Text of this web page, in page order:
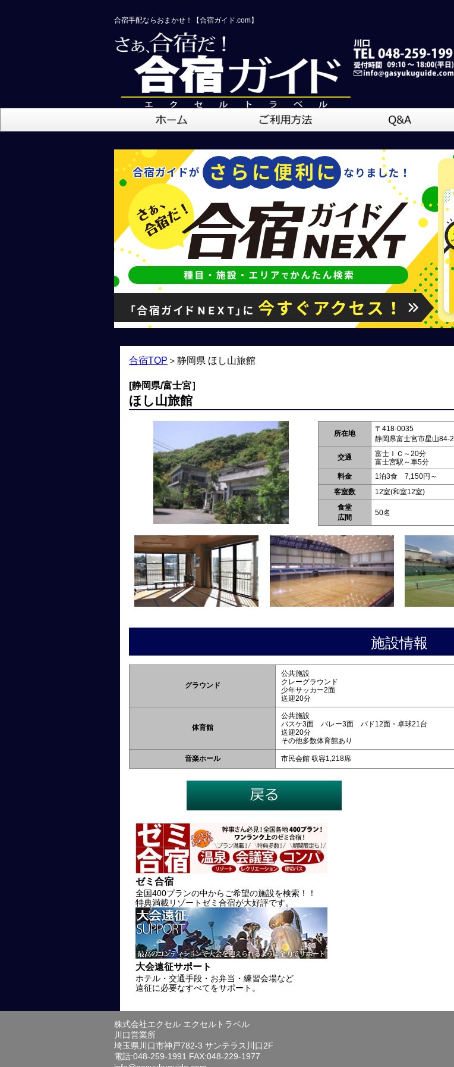
合宿手配ならおまかせ！【合宿ガイド.com】
合宿TOP ＞ 静岡県 ほし山旅館
[静岡県/富士宮］
ほし山旅館
所在地
〒418-0035
静岡県富士宮市星山84-2
交通
富士ＩＣ～20分
富士宮駅～車5分
料金
1泊3食 7,150円～
客室数
12室(和室12室)
食堂
広間
50名
施設情報
グラウンド
公共施設
クレーグラウンド
少年サッカー2面
送迎20分
体育館
公共施設
バスケ3面 バレー3面 バド12面・卓球21台
送迎20分
その他多数体育館あり
音楽ホール 市民会館 収容1,218席
ゼミ合宿
全国400プランの中からご希望の施設を検索！！
特典満載リゾートゼミ合宿が大好評です。
大会遠征サポート
ホテル・交通手段・お弁当・練習会場など
遠征に必要なすべてをサポート。
株式会社エクセル エクセルトラベル
川口営業所
埼玉県川口市神戸782-3 サンテラス川口2F
電話:048-259-1991 FAX:048-229-1977